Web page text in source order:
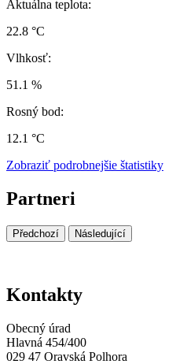
Aktuálna teplota:
22.8 °C
Vlhkosť:
51.1 %
Rosný bod:
12.1 °C
Zobraziť podrobnejšie štatistiky
Partneri
Předchozí Následující
Kontakty
Obecný úrad
Hlavná 454/400
029 47 Oravská Polhora